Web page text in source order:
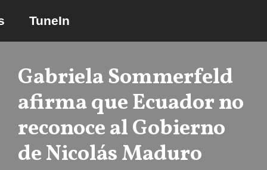
TuneIn
Gabriela Sommerfeld
afirma que Ecuador no
reconoce al Gobierno
de Nicolás Maduro